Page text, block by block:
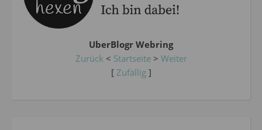
UberBlogr Webring
Zurück < Startseite> Weiter
[ Zufällig]